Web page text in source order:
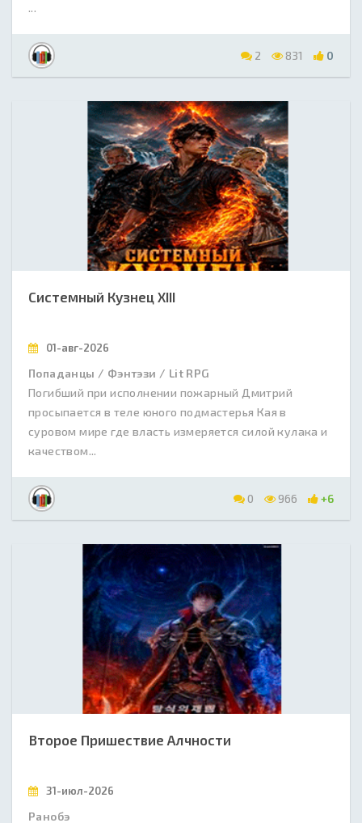
...
2 831 0
Системный Кузнец XIII
01-авг-2026
Попаданцы / Фэнтэзи / Lit RPG
Погибший при исполнении пожарный Дмитрий
просыпается в теле юного подмастерья Кая в
суровом мире где власть измеряется силой кулака и
качеством...
0 966 +6
Второе Пришествие Алчности
31-июл-2026
Ранобэ